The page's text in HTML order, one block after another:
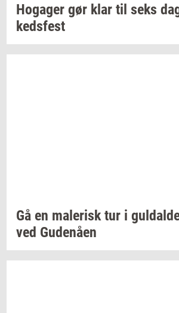
Ho­ga­ger gør klar til seks
keds­fest
Gå en ma­le­risktur i
ved Gu­denå­en